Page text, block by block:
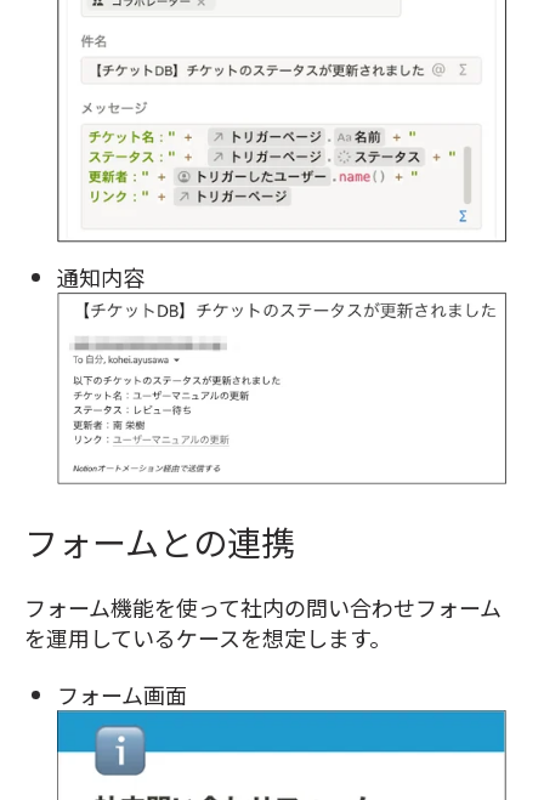
通知内容
フォームとの連携
フォーム機能を使って社内の問い合わせフォーム
を運用しているケースを想定します。
フォーム画面